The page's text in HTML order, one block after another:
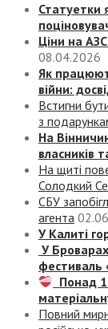
Статуетки
Ціни на
08.04.2026
Як
війни:
Встигни
з
На
власників
На щиті
Солодкий
СБУ
агента
У Калиті
У
фестиваль
Понад
Повний